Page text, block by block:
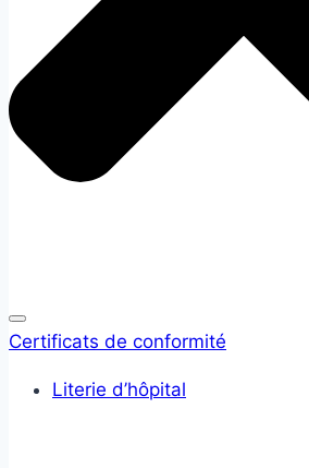
Certificats de conformité
Literie d’hôpital